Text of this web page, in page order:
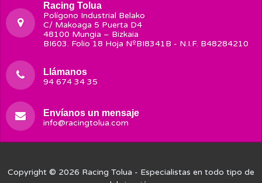
Racing Tolua
Polígono Industrial Belako
C/ Makoaga 5 Puerta D4
48100 Mungia – Bizkaia
BI603. Folio 18 Hoja NºBI8341B - N.I.F. B48284210
Llámanos
94 674 34 35
Envíanos un mensaje
info@racingtolua.com
Copyright © 2026 Racing Tolua - Especialistas en todo tipo de